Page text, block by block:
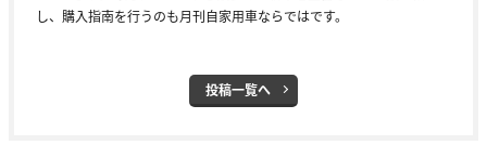
し、購入指南を行うのも月刊自家用車ならではです。
投稿一覧へ